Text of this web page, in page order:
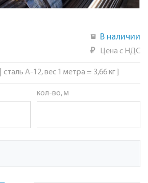
В наличии
₽ Цена с НДС
А-12, вес 1 метра = 3,66 кг ]
кол-во, м